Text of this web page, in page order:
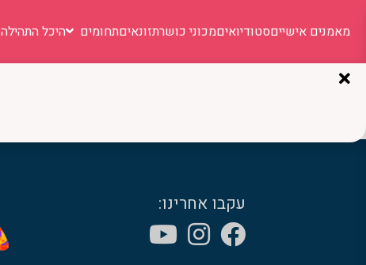
מאמנים אישייםסטודיואיםמכוני כושרתזונאיםתחומים היכל התהילה
עקבו אחרינו: